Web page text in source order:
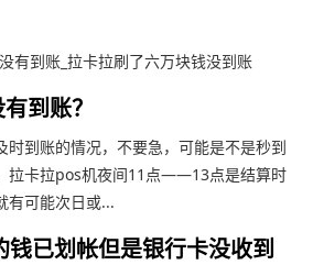
到账？
时到账的情况，不要急，可能是不是秒到
拉卡拉pos机夜间11点——13点是结算时
有可能次日或...
已划帐但是银行卡没收到